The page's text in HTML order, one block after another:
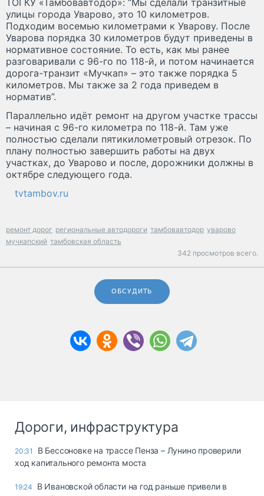
ТОГКУ «Тамбовавтодор»: “Мы сделали транзитные
улицы города Уварово, это 10 километров.
Подходим восемью километрами к Уварову. После
Уварова порядка 30 километров будут приведены в
нормативное состояние. То есть, как мы ранее
разговаривали с 96-го по 118-й, и потом начинается
дорога-транзит «Мучкап» – это также порядка 5
километров. Мы также за 2 года приведем в
норматив”.
Параллельно идёт ремонт на другом участке трассы
– начиная с 96-го километра по 118-й. Там уже
полностью сделали пятикилометровый отрезок. По
плану полностью завершить работы на двух
участках, до Уварово и после, дорожники должны в
октябре следующего года.
tvtambov.ru
ремонт дорог региональные автодороги тамбовавтодор уварово
мучкапский тамбовская область
342 просмотров всего.
ОБСУДИТЬ
Дороги, инфраструктура
20:31
В Бессоновке на трассе Пенза – Лунино проверили
ход капитального ремонта моста
19:24
В Ивановской области на год раньше привели в